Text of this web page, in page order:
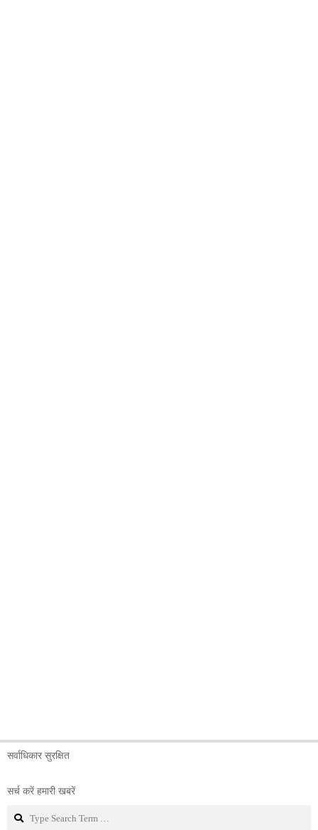
सर्वाधिकार सुरक्षित
सर्च करें हमारी खबरें